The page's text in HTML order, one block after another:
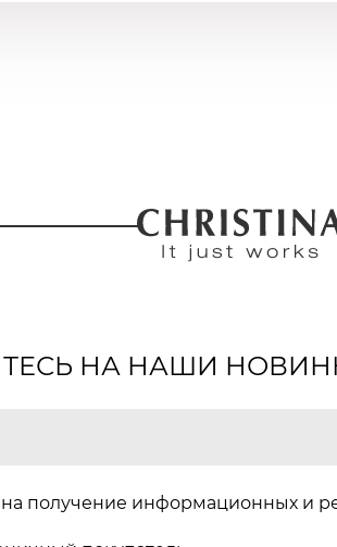
НА НАШИ
на получение информационных и